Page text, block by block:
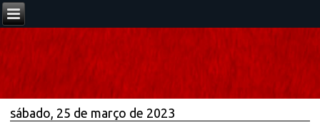
sábado, 25 de março de 2023